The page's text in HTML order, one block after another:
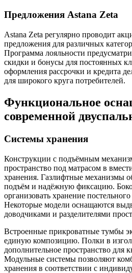
Предложения Astana Zeta
Astana Zeta регулярно проводит
предложения для различных
Программа лояльности
скидки и бонусы для постоянных
оформления рассрочки и кредита
для широкого круга потребителей.
Функциональное
современной
Системы хранения
Конструкции с подъёмным
пространство под матрасом в
хранения. Газлифтные механизмы
подъём и надёжную фиксацию.
организовать хранение
Некоторые модели оснащаются
доводчиками и разделителями
Встроенные прикроватные тумбы
единую композицию. Полки в
дополнительное пространство для
Модульные системы позволяют
хранения в соответствии с